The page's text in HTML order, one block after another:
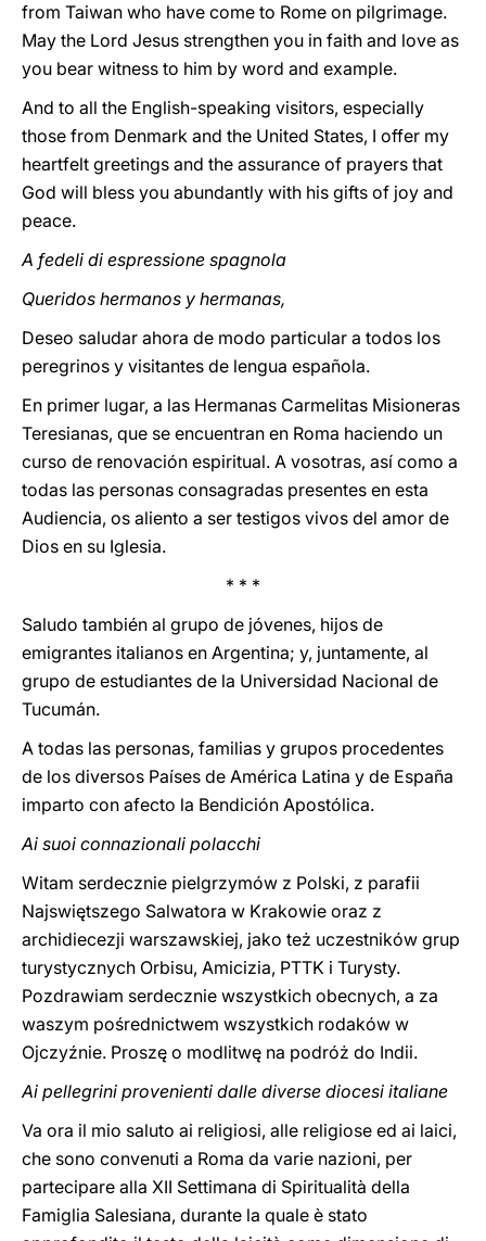
from Taiwan who have come to Rome on pilgrimage.
May the Lord Jesus strengthen you in faith and love as
you bear witness to him by word and example.
And to all the English-speaking visitors, especially
those from Denmark and the United States, I offer my
heartfelt greetings and the assurance of prayers that
God will bless you abundantly with his gifts of joy and
peace.
A fedeli di espressione spagnola
Queridos hermanos y hermanas,
Deseo saludar ahora de modo particular a todos los
peregrinos y visitantes de lengua española.
En primer lugar, a las Hermanas Carmelitas Misioneras
Teresianas, que se encuentran en Roma haciendo un
curso de renovación espiritual. A vosotras, así como a
todas las personas consagradas presentes en esta
Audiencia, os aliento a ser testigos vivos del amor de
Dios en su Iglesia.
* * *
Saludo también al grupo de jóvenes, hijos de
emigrantes italianos en Argentina; y, juntamente, al
grupo de estudiantes de la Universidad Nacional de
Tucumán.
A todas las personas, familias y grupos procedentes
de los diversos Países de América Latina y de España
imparto con afecto la Bendición Apostólica.
Ai suoi connazionali polacchi
Witam serdecznie pielgrzymów z Polski, z parafii
Najswiętszego Salwatora w Krakowie oraz z
archidiecezji warszawskiej, jako też uczestników grup
turystycznych Orbisu, Amicizia, PTTK i Turysty.
Pozdrawiam serdecznie wszystkich obecnych, a za
waszym pośrednictwem wszystkich rodaków w
Ojczyźnie. Proszę o modlitwę na podróż do Indii.
Ai pellegrini provenienti dalle diverse diocesi italiane
Va ora il mio saluto ai religiosi, alle religiose ed ai laici,
che sono convenuti a Roma da varie nazioni, per
partecipare alla XII Settimana di Spiritualità della
Famiglia Salesiana, durante la quale è stato